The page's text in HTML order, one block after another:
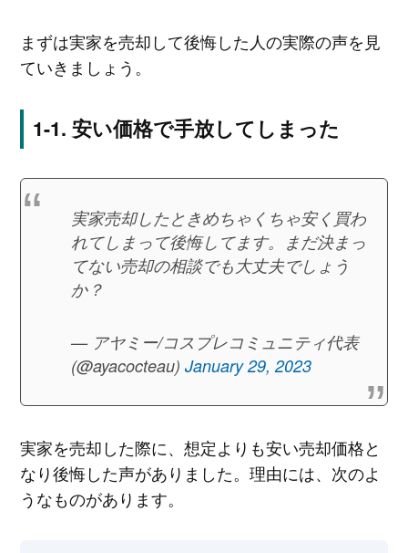
まずは実家を売却して後悔した人の実際の声を見
ていきましょう。
安い価格で手放してしまった
実家売却したときめちゃくちゃ安く買わ
れてしまって後悔してます。まだ決まっ
てない売却の相談でも大丈夫でしょう
か？
— アヤミー/コスプレコミュニティ代表
(@ayacocteau) January 29, 2023
実家を売却した際に、想定よりも安い売却価格と
なり後悔した声がありました。理由には、次のよ
うなものがあります。